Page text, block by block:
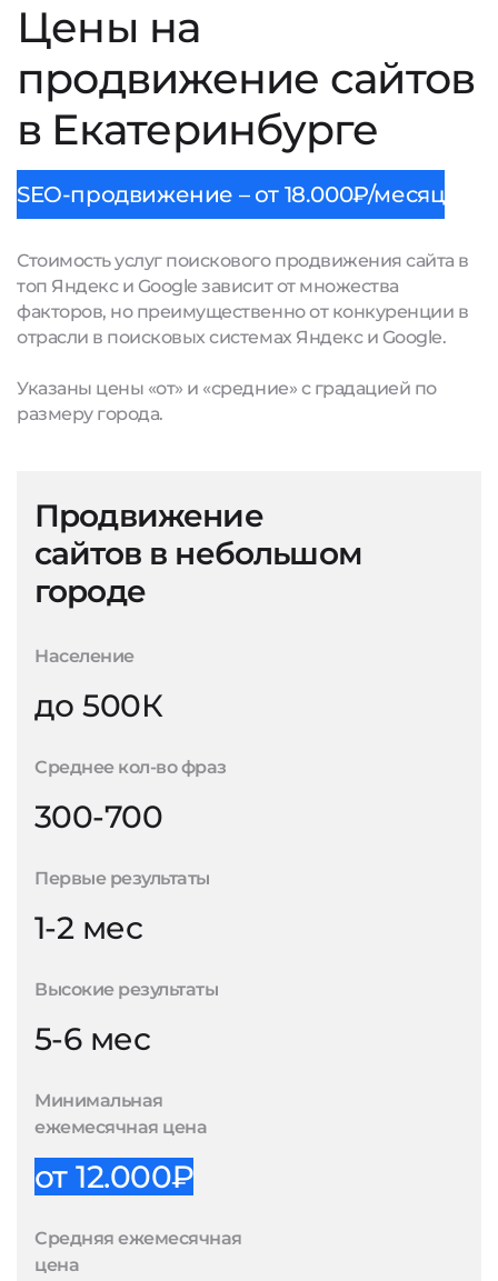
Цены на
продвижение сайтов
в Екатеринбурге
SEO-продвижение – от 18.000₽/месяц
Стоимость услуг поискового продвижения сайта в
топ Яндекс и Google зависит от множества
факторов, но преимущественно от конкуренции в
отрасли в поисковых системах Яндекс и Google.
Указаны цены «от» и «средние» с градацией по
размеру города.
Продвижение
сайтов в небольшом
городе
Население
до 500К
Среднее кол-во фраз
300-700
Первые результаты
1-2 мес
Высокие результаты
5-6 мес
Минимальная
ежемесячная цена
от 12.000₽
Средняя ежемесячная
цена